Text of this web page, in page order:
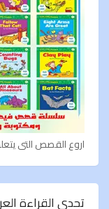
اروع القصص التى
تحدي القراءة العربي